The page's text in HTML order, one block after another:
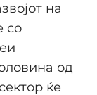
на
со
од
ќе